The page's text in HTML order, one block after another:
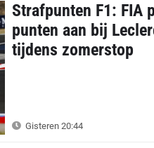
Strafpunten F1: FIA
punten aan bij
tijdens zomerstop
Gisteren 20:44